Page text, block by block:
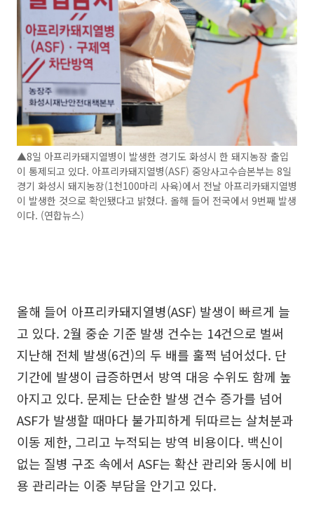
▲8일 아프리카돼지열병이 발생한 경기도 화성시 한 돼지농장 출입
이 통제되고 있다. 아프리카돼지열병(ASF) 중앙사고수습본부는 8일
경기 화성시 돼지농장(1천100마리 사육)에서 전날 아프리카돼지열병
이 발생한 것으로 확인됐다고 밝혔다. 올해 들어 전국에서 9번째 발생
이다. (연합뉴스)
올해 들어 아프리카돼지열병(ASF) 발생이 빠르게 늘
고 있다. 2월 중순 기준 발생 건수는 14건으로 벌써
지난해 전체 발생(6건)의 두 배를 훌쩍 넘어섰다. 단
기간에 발생이 급증하면서 방역 대응 수위도 함께 높
아지고 있다. 문제는 단순한 발생 건수 증가를 넘어
ASF가 발생할 때마다 불가피하게 뒤따르는 살처분과
이동 제한, 그리고 누적되는 방역 비용이다. 백신이
없는 질병 구조 속에서 ASF는 확산 관리와 동시에 비
용 관리라는 이중 부담을 안기고 있다.